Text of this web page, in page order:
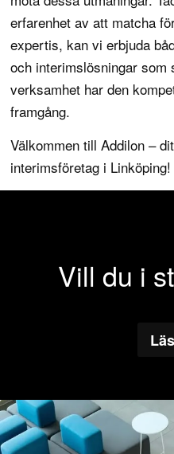
erfarenhet av att matcha
expertis, kan vi erbjuda
och interimslösningar som
verksamhet har den
framgång.
Välkommen till Addilon –
interimsföretag i Linköping!
Vill du i